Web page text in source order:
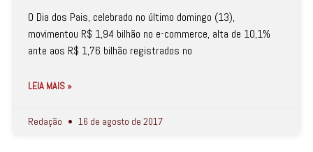
O Dia dos Pais, celebrado no último domingo (13),
movimentou R$ 1,94 bilhão no e-commerce, alta de 10,1%
ante aos R$ 1,76 bilhão registrados no
LEIA MAIS »
Redação 16 de agosto de 2017